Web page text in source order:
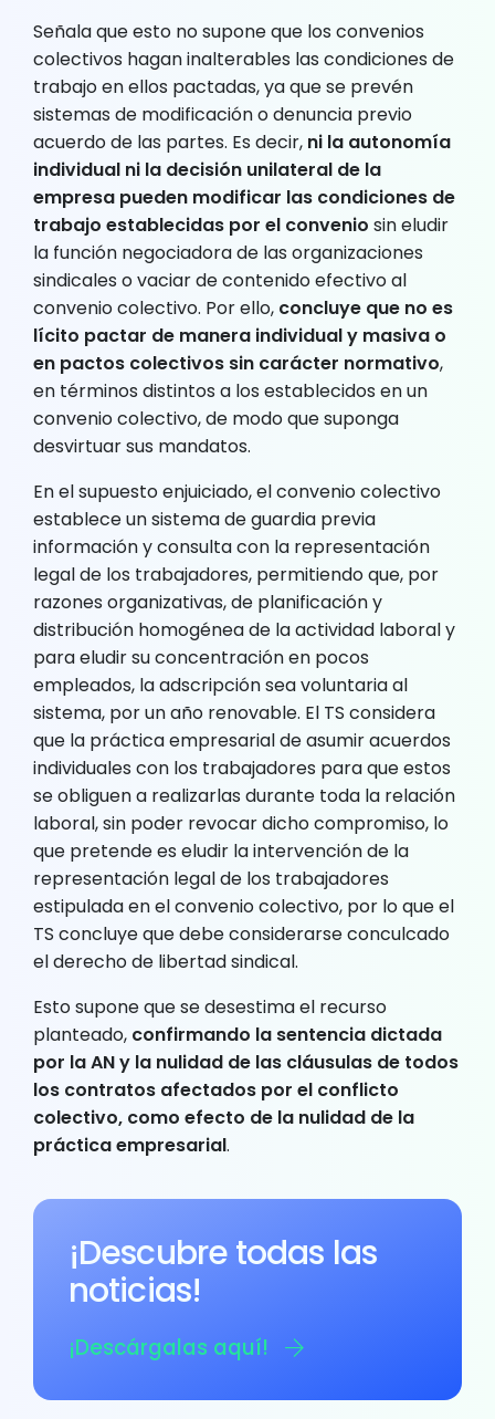
Señala que esto no supone que los convenios
colectivos hagan inalterables las condiciones de
trabajo en ellos pactadas, ya que se prevén
sistemas de modificación o denuncia previo
acuerdo de las partes. Es decir, ni la autonomía
individual ni la decisión unilateral de la
empresa pueden modificar las condiciones de
trabajo establecidas por el convenio sin eludir
la función negociadora de las organizaciones
sindicales o vaciar de contenido efectivo al
convenio colectivo. Por ello, concluye que no es
lícito pactar de manera individual y masiva o
en pactos colectivos sin carácter normativo,
en términos distintos a los establecidos en un
convenio colectivo, de modo que suponga
desvirtuar sus mandatos.
En el supuesto enjuiciado, el convenio colectivo
establece un sistema de guardia previa
información y consulta con la representación
legal de los trabajadores, permitiendo que, por
razones organizativas, de planificación y
distribución homogénea de la actividad laboral y
para eludir su concentración en pocos
empleados, la adscripción sea voluntaria al
sistema, por un año renovable. El TS considera
que la práctica empresarial de asumir acuerdos
individuales con los trabajadores para que estos
se obliguen a realizarlas durante toda la relación
laboral, sin poder revocar dicho compromiso, lo
que pretende es eludir la intervención de la
representación legal de los trabajadores
estipulada en el convenio colectivo, por lo que el
TS concluye que debe considerarse conculcado
el derecho de libertad sindical.
Esto supone que se desestima el recurso
planteado, confirmando la sentencia dictada
por la AN y la nulidad de las cláusulas de todos
los contratos afectados por el conflicto
colectivo, como efecto de la nulidad de la
práctica empresarial.
¡Descubre todas las
noticias!
¡Descárgalas aquí!